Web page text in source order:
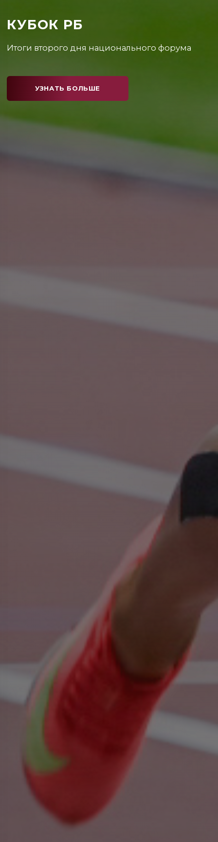
КУБОК РБ
Каким получился первый день соревнований?
УЗНАТЬ БОЛЬШЕ